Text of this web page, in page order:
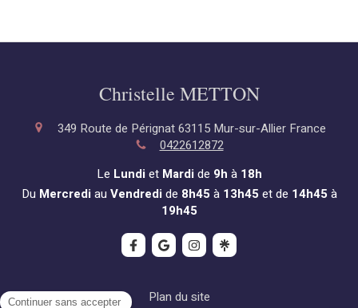
Christelle METTON
349 Route de Pérignat 63115 Mur-sur-Allier France
0422612872
Le Lundiet Mardide 9h à 18h
Du Mercrediau Vendredide 8h45 à 13h45 et de 14h45 à
19h45
Plan du site